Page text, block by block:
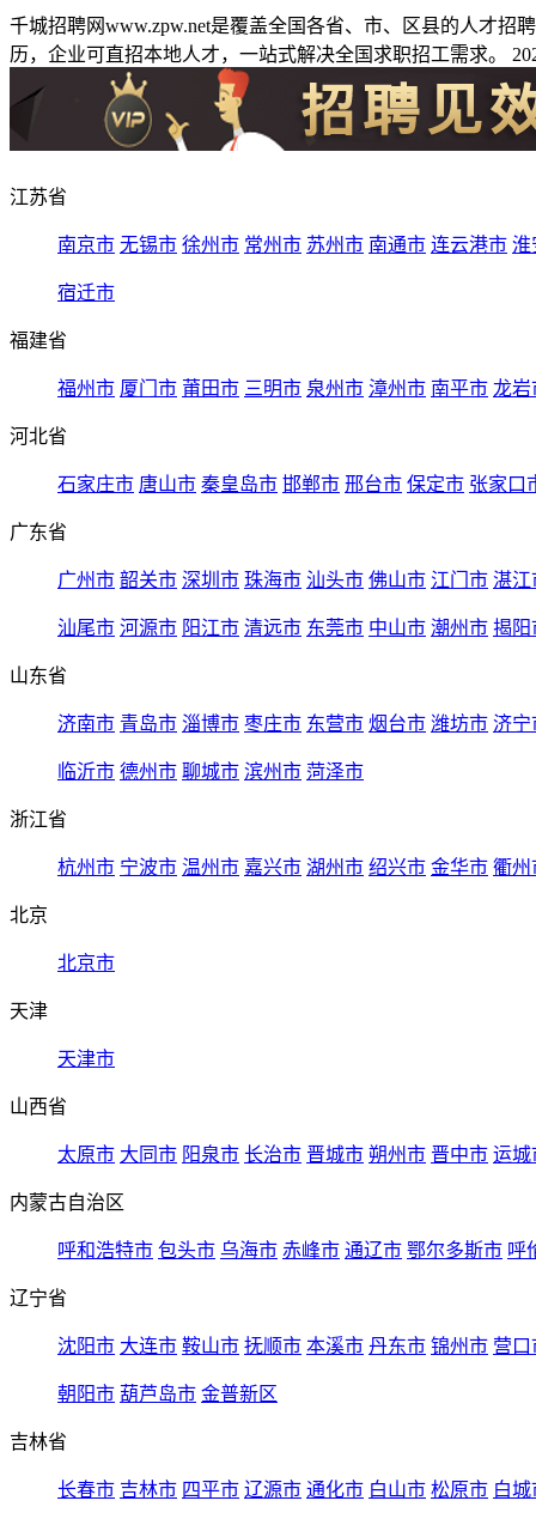
千城招聘网www.zpw.net是覆盖全国各省、市、区县的人才
历，企业可直招本地人才，一站式解决全国求职招工需求。
江苏省
南京市 无锡市 徐州市 常州市 苏州市 南通市 连云港市 淮
宿迁市
福建省
福州市 厦门市 莆田市 三明市 泉州市 漳州市 南平市 龙岩
河北省
石家庄市 唐山市 秦皇岛市 邯郸市 邢台市 保定市 张家口
广东省
广州市 韶关市 深圳市 珠海市 汕头市 佛山市 江门市 湛江
汕尾市 河源市 阳江市 清远市 东莞市 中山市 潮州市 揭阳
山东省
济南市 青岛市 淄博市 枣庄市 东营市 烟台市 潍坊市 济宁
临沂市 德州市 聊城市 滨州市 菏泽市
浙江省
杭州市 宁波市 温州市 嘉兴市 湖州市 绍兴市 金华市 衢州
北京
北京市
天津
天津市
山西省
太原市 大同市 阳泉市 长治市 晋城市 朔州市 晋中市 运城
内蒙古自治区
呼和浩特市 包头市 乌海市 赤峰市 通辽市 鄂尔多斯市 呼
辽宁省
沈阳市 大连市 鞍山市 抚顺市 本溪市 丹东市 锦州市 营口
朝阳市 葫芦岛市 金普新区
吉林省
长春市 吉林市 四平市 辽源市 通化市 白山市 松原市 白城